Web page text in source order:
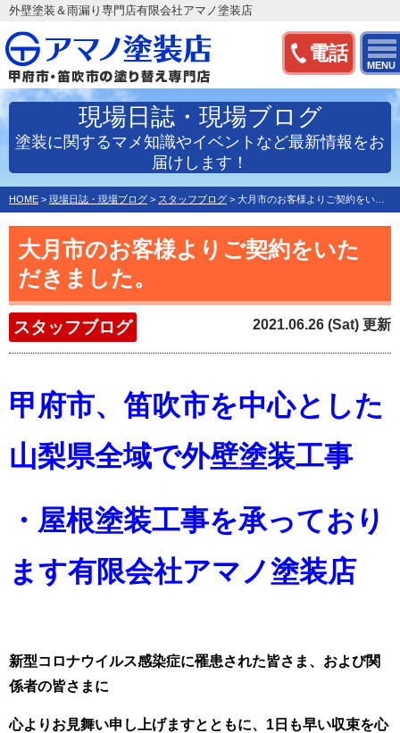
電話
MENU
外壁塗装＆雨漏り専門店有限会社アマノ塗装店
現場日誌・現場ブログ
塗装に関するマメ知識やイベントなど最新情報をお
届けします！
HOME > 現場日誌・現場ブログ > スタッフブログ > 大月市のお客様よりご契約をいただきました。
大月市のお客様よりご契約をいた
だきました。
スタッフブログ 2021.06.26 (Sat) 更新
甲府市、笛吹市を中心とした
山梨県全域で外壁塗装工事
・屋根塗装工事を承っており
ます有限会社アマノ塗装店
新型コロナウイルス感染症に罹患された皆さま、および関
係者の皆さまに
心よりお見舞い申し上げますとともに、1日も早い収束を心